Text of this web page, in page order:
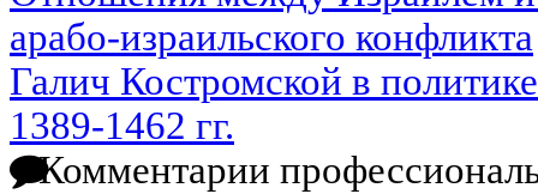
арабо-израильского конфликта
Галич Костромской в
1389-1462 гг.
Комментарии